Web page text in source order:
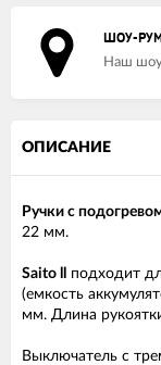
ШОУ-
Наш
ОПИСАНИЕ
Ручки с
22 мм.
Saito ll
подходит
(емкость
мм. Длина
Выключатель с